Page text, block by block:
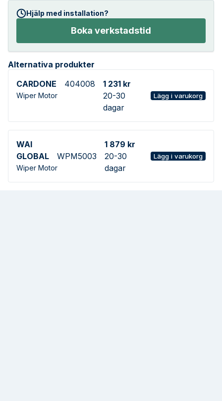
Hjälp med installation?
Boka verkstadstid
Alternativa produkter
CARDONE
404008
Wiper Motor
1 231 kr
20-30
dagar
Lägg i varukorg
WAI
GLOBAL
WPM5003
Wiper Motor
1 879 kr
20-30
dagar
Lägg i varukorg